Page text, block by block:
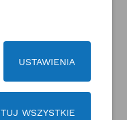
USTAWIENIA
WSZYSTKIE